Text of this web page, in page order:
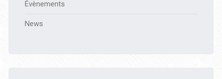
Évènements
News